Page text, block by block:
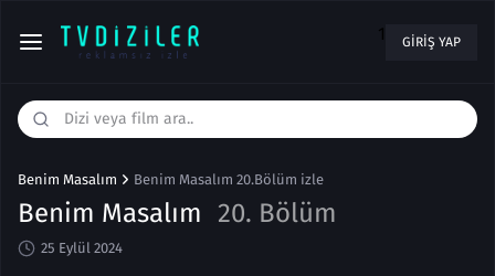
1 GIRIŞ YAP
Benim Masalım Benim Masalım 20.Bölüm izle
Benim Masalım 20. Bölüm
25 Eylül 2024